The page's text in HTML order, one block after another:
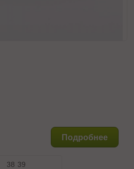
Подробнее
38 39